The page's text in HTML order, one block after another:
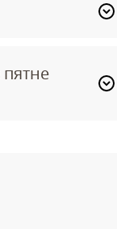
пятне